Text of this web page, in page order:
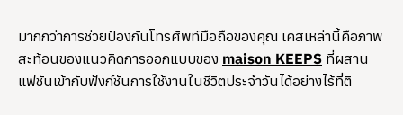
มากกว่าการช่วยป้องกันโทรศัพท์มือถือของคุณ เคสเหล่านี้คือภาพ
สะท้อนของแนวคิดการออกแบบของ maison KEEPS ที่ผสาน
แฟชันเข้ากับฟังก์ชันการใช้งานในชีวิตประจำวันได้อย่างไร้ที่ติ​